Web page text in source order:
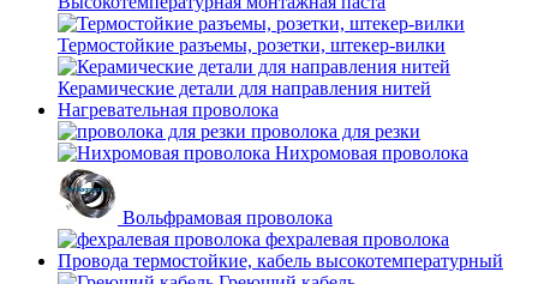
Термостойкие разъемы, розетки, штекер-вилки
Керамические детали для направления нитей
Нагревательная проволока
проволока для резки
Нихромовая проволока
Вольфрамовая проволока
фехралевая проволока
Провода термостойкие, кабель высокотемпературный